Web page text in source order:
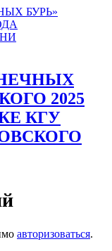
2025
КГУ
авторизоваться.